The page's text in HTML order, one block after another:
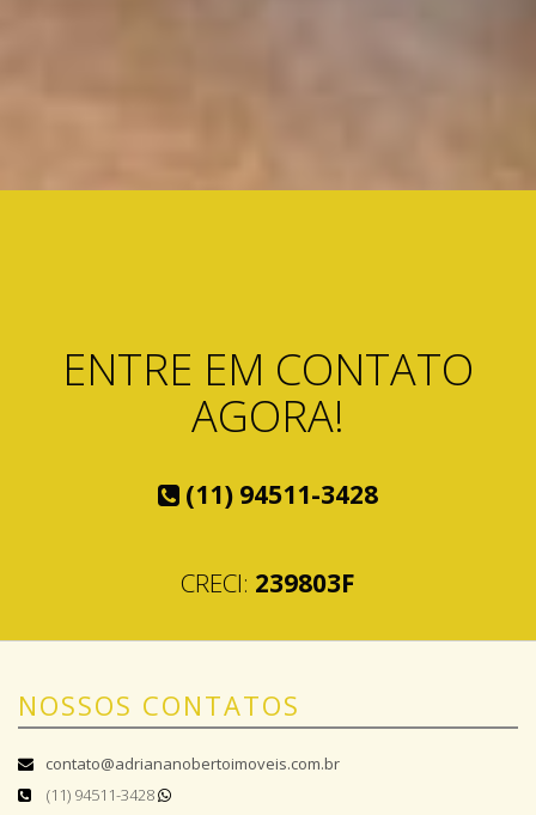
ENTRE EM CONTATO
AGORA!
(11) 94511-3428
CRECI: 239803F
NOSSOS CONTATOS
contato@adriananobertoimoveis.com.br
(11) 94511-3428